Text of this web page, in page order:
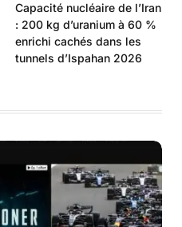
Capacité nucléaire de l’Iran
: 200 kg d’uranium à 60 %
enrichi cachés dans les
tunnels d’Ispahan 2026